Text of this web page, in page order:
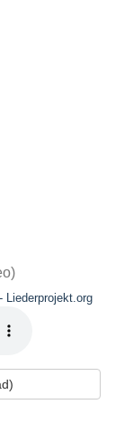
Liederprojekt.org